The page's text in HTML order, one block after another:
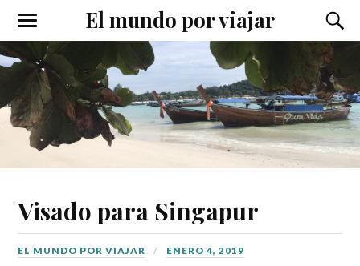
El mundo por viajar
Alternar
el
menú
móvil
el
de
Visado para Singapur
EL MUNDO POR VIAJAR ENERO 4, 2019